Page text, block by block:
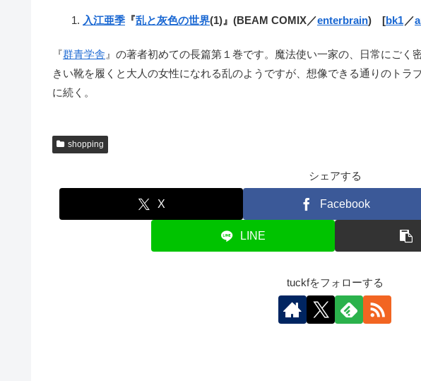
入江亜季 『乱と灰色の世界(1)』(BEAM COMIX／enterbrain) [bk1 ／
『群青学舎 』の著者初めての長篇第１巻です。魔法使い一家の、日常にごく
きい靴を履くと大人の女性になれる乱のようですが、想像できる通りのトラ
に続く。
shopping
シェアする
X Facebook
LINE
tuckfをフォローする